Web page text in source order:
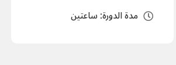
مدة الدورة: ساعتين